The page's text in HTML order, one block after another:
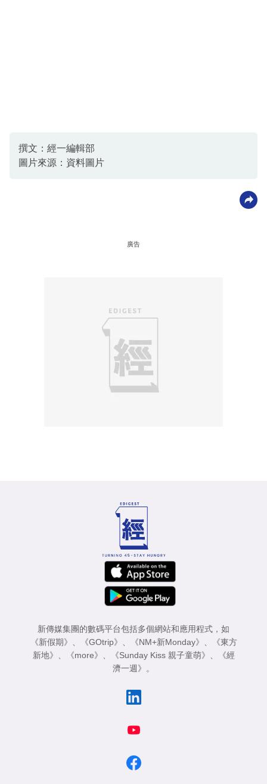
撰文：經一編輯部
圖片來源：資料圖片
廣告
新傳媒集團的數碼平台包括多個網站和應用程式，如
《新假期》 、 《GOtrip》 、 《NM+新Monday》 、
《東方
新地》 、 《more》 、 《Sunday Kiss 親子童萌》 、
《經
濟一週》 。